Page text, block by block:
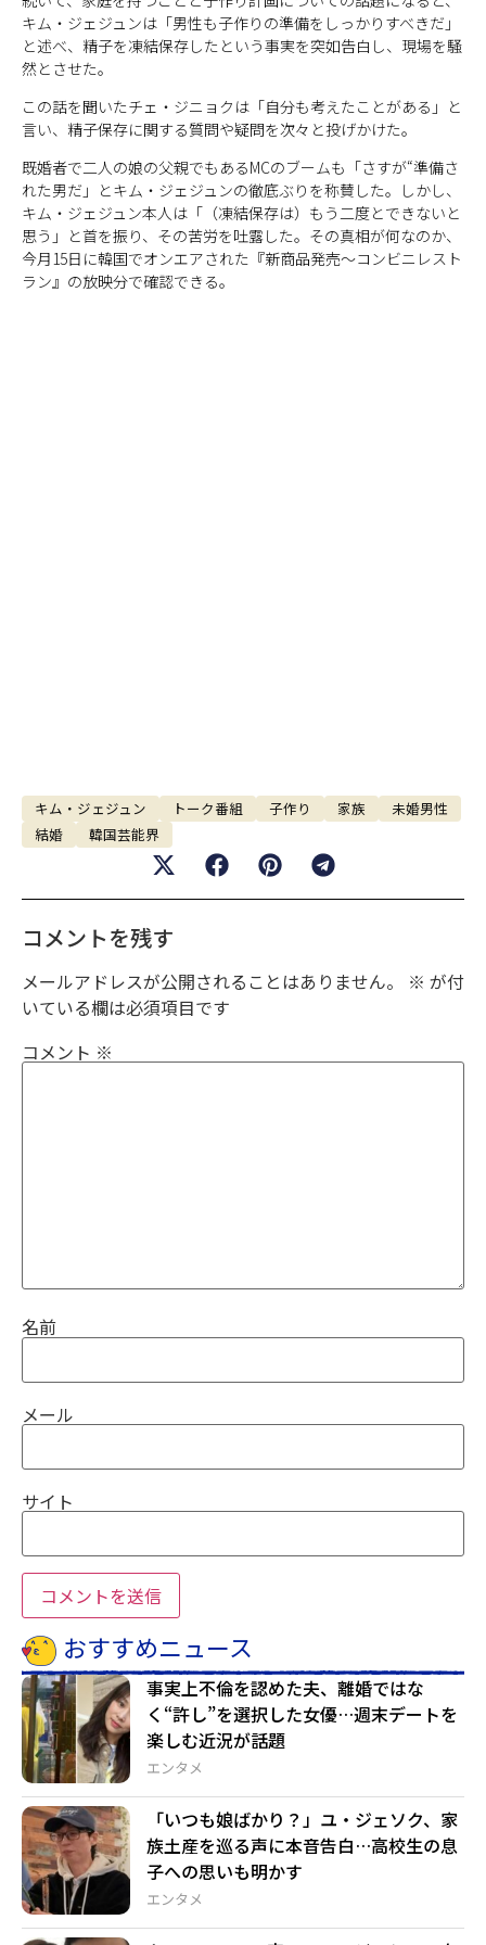
キム・ジェジュンは「男性も子作りの準備をしっかりすべきだ」
と述べ、精子を凍結保存したという事実を突如告白し、現場を騒
然とさせた。
この話を聞いたチェ・ジニョクは「自分も考えたことがある」と
言い、精子保存に関する質問や疑問を次々と投げかけた。
既婚者で二人の娘の父親でもあるMCのブームも「さすが“準備さ
れた男だ」とキム・ジェジュンの徹底ぶりを称賛した。しかし、
キム・ジェジュン本人は「（凍結保存は）もう二度とできないと
思う」と首を振り、その苦労を吐露した。その真相が何なのか、
今月15日に韓国でオンエアされた『新商品発売～コンビニレスト
ラン』の放映分で確認できる。
キム・ジェジュン トーク番組 子作り 家族
未婚男性
結婚
韓国芸能界
コメントを残す
メールアドレスが公開されることはありません。 ※ が付
いている欄は必須項目です
コメント ※
名前
メール
サイト
おすすめニュース
エンタメ
事実上不倫を認めた夫、離婚ではな
く“許し”を選択した女優…週末デートを
楽しむ近況が話題
エンタメ
「いつも娘ばかり？」ユ・ジェソク、家
族土産を巡る声に本音告白…高校生の息
子への思いも明かす